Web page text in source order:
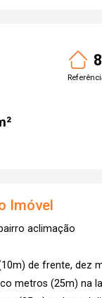
Imóvel
aclimação
de frente, dez
metros (25m) na